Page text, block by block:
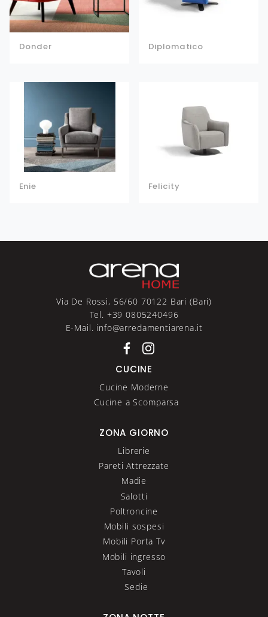
Donder Diplomatico
Enie Felicity
Via De Rossi, 56/60 70122 Bari (Bari)
Tel. +39 0805240496
E-Mail. info@arredamentiarena.it
CUCINE
Cucine Moderne
Cucine a Scomparsa
ZONA GIORNO
Librerie
Pareti Attrezzate
Madie
Salotti
Poltroncine
Mobili sospesi
Mobili Porta Tv
Mobili ingresso
Tavoli
Sedie